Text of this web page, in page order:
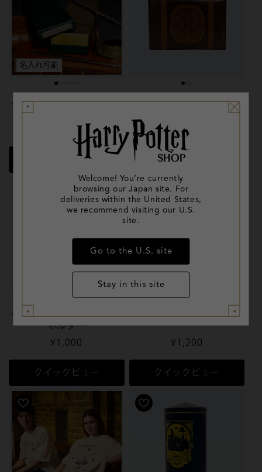
名入れ可能
ハーマイオニー・グレンジ
ャー レプリカ杖
¥4,600
クイックビュー
トランク クッキー
通
常
価
格
¥4,000
クイックビュー
ヘドウィグ ぬいぐるみキー
ホルダー
通
常
価
格
¥1,000
クイックビュー
チョコレートクランチ
通
常
価
格
¥1,200
クイックビュー
Welcome! You’re currently
browsing our Japan site. For
deliveries within the United States,
we recommend visiting our U.S.
site.
Go to the U.S. site
Stay in this site